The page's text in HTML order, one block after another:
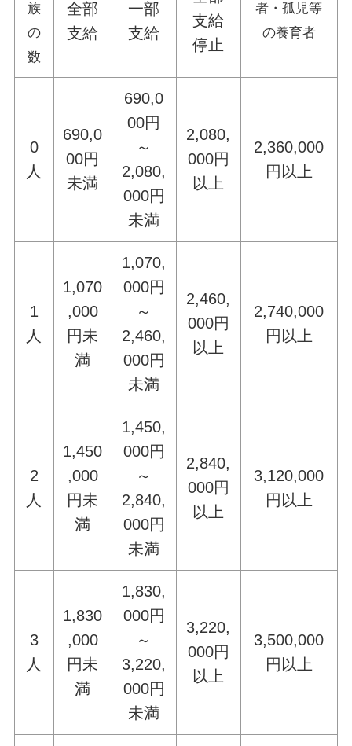
族
の
数
者・孤児等
の養育者
全部
支給
一部
支給
支給
停止
0
人
690,0
00円
未満
690,0
00円
～
2,080,
000円
未満
2,080,
000円
以上
2,360,000
円以上
1
人
1,070
,000
円未
満
1,070,
000円
～
2,460,
000円
未満
2,460,
000円
以上
2,740,000
円以上
2
人
1,450
,000
円未
満
1,450,
000円
～
2,840,
000円
未満
2,840,
000円
以上
3,120,000
円以上
3
人
1,830
,000
円未
満
1,830,
000円
～
3,220,
000円
未満
3,220,
000円
以上
3,500,000
円以上